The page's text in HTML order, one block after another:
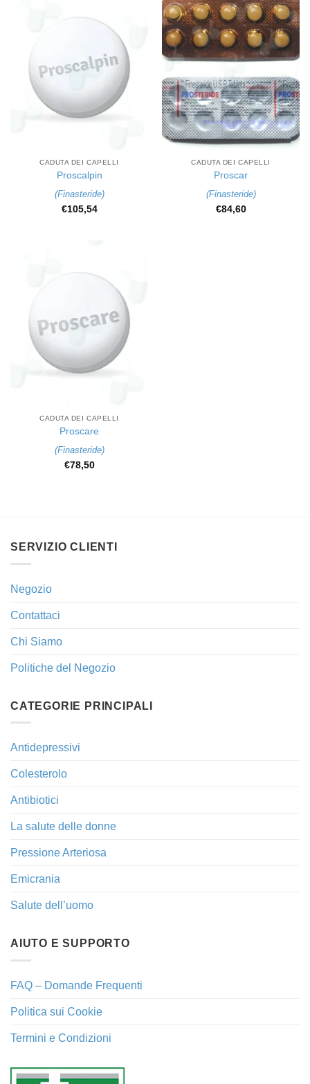
CADUTA DEI CAPELLI
Proscalpin
(Finasteride)
€105,54
CADUTA DEI CAPELLI
Proscar
(Finasteride)
€84,60
CADUTA DEI CAPELLI
Proscare
(Finasteride)
€78,50
SERVIZIO CLIENTI
Negozio
Contattaci
Chi Siamo
Politiche del Negozio
CATEGORIE PRINCIPALI
Antidepressivi
Colesterolo
Antibiotici
La salute delle donne
Pressione Arteriosa
Emicrania
Salute dell’uomo
AIUTO E SUPPORTO
FAQ – Domande Frequenti
Politica sui Cookie
Termini e Condizioni